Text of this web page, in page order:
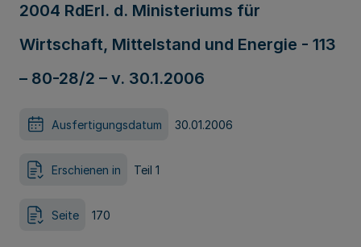
2004 RdErl. d. Ministeriums für
Wirtschaft, Mittelstand und Energie - 113
– 80-28/2 – v. 30.1.2006
Ausfertigungsdatum 30.01.2006
Erschienen in Teil 1
Seite 170